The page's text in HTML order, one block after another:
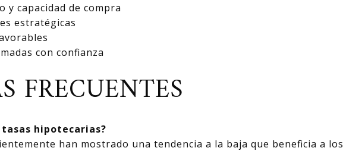
capacidad de compra
estratégicas
con confianza
FRECUENTES
hipotecarias?
han mostrado una tendencia a la baja que beneficia a los